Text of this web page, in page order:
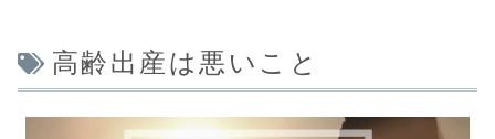
高齢出産は悪いこと